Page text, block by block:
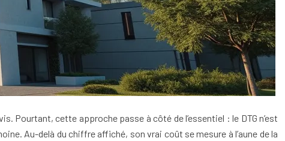
Pourtant, cette approche passe à côté de l’essentiel : le DTG n’est
Au-delà du chiffre affiché, son vrai coût se mesure à l’aune de la